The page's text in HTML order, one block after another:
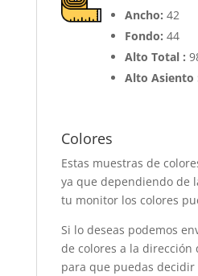
Ancho: 42
Fondo: 44
Alto Total :
Alto Asiento
Colores
Estas muestras de
ya que dependiendo de
tu monitor los colores
Si lo deseas podemos
de colores a la dirección
para que puedas decidir